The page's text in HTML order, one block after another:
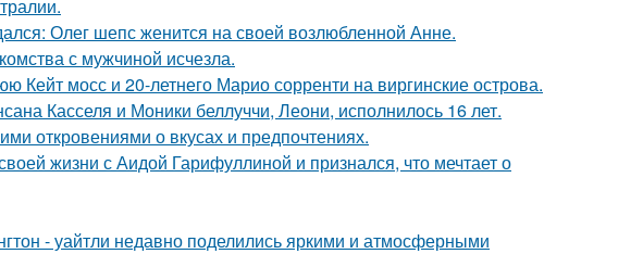
Олег шепс женится на своей возлюбленной Анне.
с мужчиной исчезла.
Кейт мосс и 20-летнего Марио сорренти на виргинские острова.
Касселя и Моники беллуччи, Леони, исполнилось 16 лет.
откровениями о вкусах и предпочтениях.
жизни с Аидой Гарифуллиной и признался, что мечтает о
- уайтли недавно поделились яркими и атмосферными